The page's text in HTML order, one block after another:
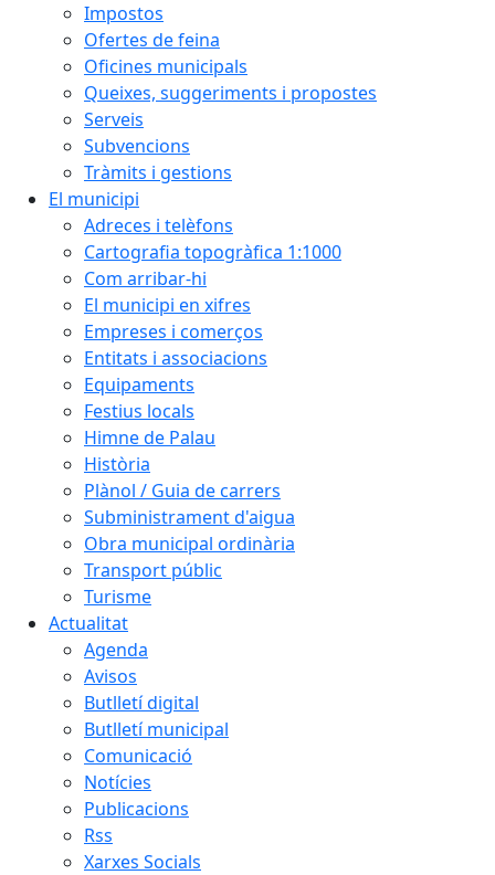
Impostos
Ofertes de feina
Oficines municipals
Queixes, suggeriments i propostes
Serveis
Subvencions
Tràmits i gestions
El municipi
Adreces i telèfons
Cartografia topogràfica 1:1000
Com arribar-hi
El municipi en xifres
Empreses i comerços
Entitats i associacions
Equipaments
Festius locals
Himne de Palau
Història
Plànol / Guia de carrers
Subministrament d'aigua
Obra municipal ordinària
Transport públic
Turisme
Actualitat
Agenda
Avisos
Butlletí digital
Butlletí municipal
Comunicació
Notícies
Publicacions
Rss
Xarxes Socials